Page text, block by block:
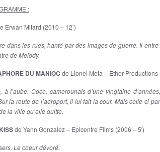
:
Erwan Mitard (2010 – 12’)
dans les rues, hanté par des images de guerre. Il
de Melody.
DU MANIOC de Lionel Meta – Ether Productions
à l’aube. Coco, camerounais d’une vingtaine
la route de l’aéroport, il lui fait la cour. Mais celle-ci
la ville qu’elle quitte.
de Yann Gonzalez – Epicentre Films (2006 – 5′)
Le coeur dévoré.